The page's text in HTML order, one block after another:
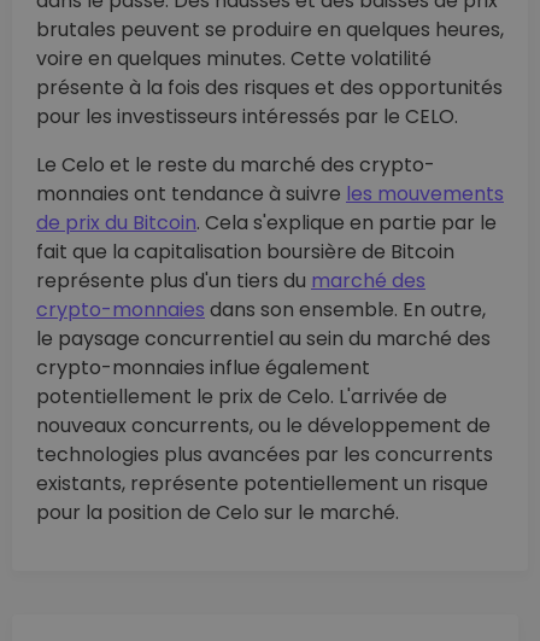
brutales peuvent se produire en quelques heures,
voire en quelques minutes. Cette volatilité
présente à la fois des risques et des opportunités
pour les investisseurs intéressés par le CELO.
Le Celo et le reste du marché des crypto-
monnaies ont tendance à suivre les mouvements
de prix du Bitcoin. Cela s'explique en partie par le
fait que la capitalisation boursière de Bitcoin
représente plus d'un tiers du marché des
crypto-monnaies dans son ensemble. En outre,
le paysage concurrentiel au sein du marché des
crypto-monnaies influe également
potentiellement le prix de Celo. L'arrivée de
nouveaux concurrents, ou le développement de
technologies plus avancées par les concurrents
existants, représente potentiellement un risque
pour la position de Celo sur le marché.